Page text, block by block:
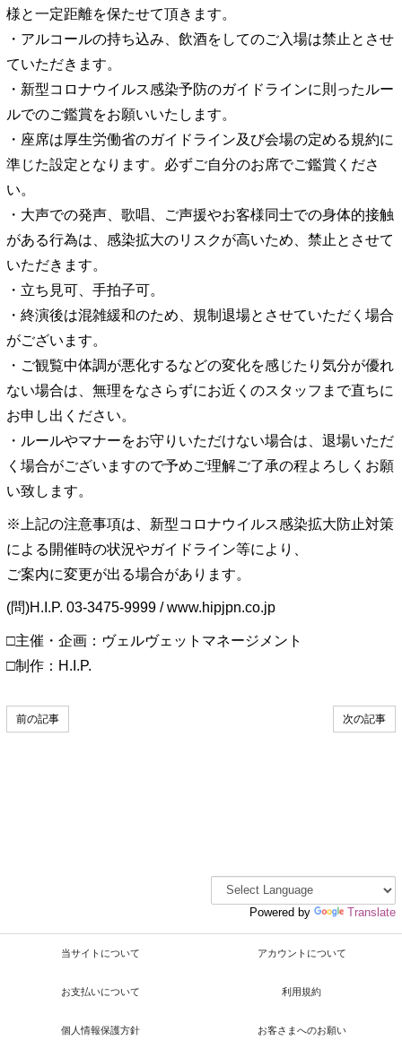
様と一定距離を保たせて頂きます。
・アルコールの持ち込み、飲酒をしてのご入場は禁止とさせ
ていただきます。
・新型コロナウイルス感染予防のガイドラインに則ったルー
ルでのご鑑賞をお願いいたします。
・座席は厚生労働省のガイドライン及び会場の定める規約に
準じた設定となります。必ずご自分のお席でご鑑賞くださ
い。
・大声での発声、歌唱、ご声援やお客様同士での身体的接触
がある行為は、感染拡大のリスクが高いため、禁止とさせて
いただきます。
・立ち見可、手拍子可。
・終演後は混雑緩和のため、規制退場とさせていただく場合
がございます。
・ご観覧中体調が悪化するなどの変化を感じたり気分が優れ
ない場合は、無理をなさらずにお近くのスタッフまで直ちに
お申し出ください。
・ルールやマナーをお守りいただけない場合は、退場いただ
く場合がございますので予めご理解ご了承の程よろしくお願
い致します。
※上記の注意事項は、新型コロナウイルス感染拡大防止対策
による開催時の状況やガイドライン等により、
ご案内に変更が出る場合があります。
(問)H.I.P. 03-3475-9999 / www.hipjpn.co.jp
□主催・企画：ヴェルヴェットマネージメント
□制作：H.I.P.
次の記事
前の記事
Powered by Translate
当サイトについて アカウントについて
お支払いについて 利用規約
個人情報保護方針 お客さまへのお願い